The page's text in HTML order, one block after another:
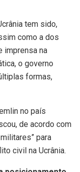
tem sido,
como a dos
imprensa na
o governo
formas,
no país
de acordo com
para
civil na Ucrânia.